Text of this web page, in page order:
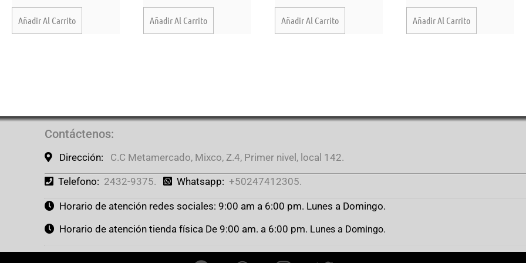
Añadir Al Carrito Añadir Al Carrito Añadir Al Carrito Añadir Al Carrito
Contáctenos:
Dirección: C.C Metamercado, Mixco, Z.4, Primer nivel, local 142.
Telefono: 2432-9375. Whatsapp: +50247412305.
Horario de atención redes sociales: 9:00 am a 6:00 pm. Lunes a Domingo.
Horario de atención tienda física De 9:00 am. a 6:00 pm. Lunes a Domingo.